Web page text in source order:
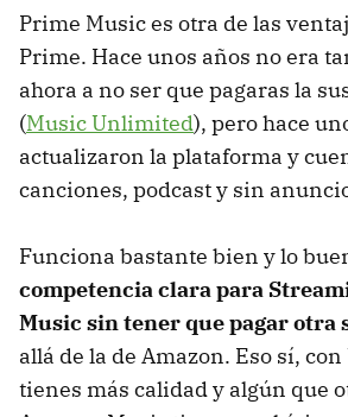
Prime Music es otra de las
Prime. Hace unos años no era
ahora a no ser que pagaras la
(Music Unlimited), pero hace
actualizaron la plataforma y
canciones, podcast y sin
Funciona bastante bien y lo
competencia clara para
Music sin tener que pagar otra
allá de la de Amazon. Eso sí,
tienes más calidad y algún que